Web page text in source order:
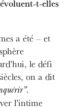
t-elles
a été – et
le défi
on a dit
.
l’intime